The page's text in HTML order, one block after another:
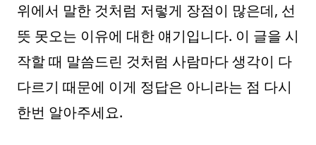
위에서 말한 것처럼 저렇게 장점이 많은데, 선
뜻 못오는 이유에 대한 얘기입니다. 이 글을 시
작할 때 말씀드린 것처럼 사람마다 생각이 다
다르기 때문에 이게 정답은 아니라는 점 다시
한번 알아주세요.